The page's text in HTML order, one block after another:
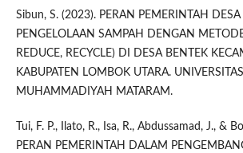
Sibun, S. (2023). PERAN PEMERINTAH
PENGELOLAAN SAMPAH DENGAN
REDUCE, RECYCLE) DI DESA BENTEK
KABUPATEN LOMBOK UTARA. UNIVERSITAS
MUHAMMADIYAH MATARAM.
Tui, F. P., Ilato, R., Isa, R., Abdussamad, J., &
PERAN PEMERINTAH DALAM